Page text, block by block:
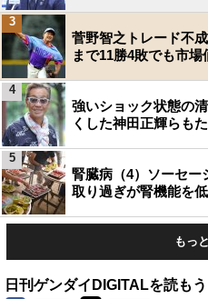
菅野智之トレード不
まで11勝4敗でも市
3
強いショック状態の
くした神田正輝らも
4
腎臓病（4）ソーセー
取り過ぎが腎機能を
5
もっ
日刊ゲンダイDIGITALを読もう